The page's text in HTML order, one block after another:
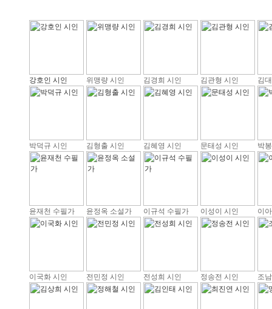
강호인 시인 위맹량 시인 김경희 시인 김관형 시인 김
박덕규 시인 김형출 시인 김혜영 시인 문태성 시인 박
윤재천 수필가 윤정옥 소설가 이규석 수필가 이성이 시인 이
이국화 시인 전민정 시인 전성희 시인 정송전 시인 조